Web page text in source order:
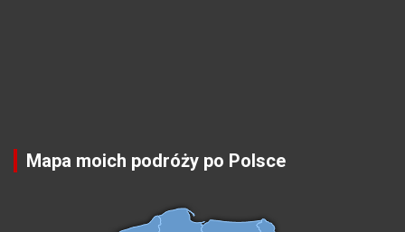
Mapa moich podróży po Polsce